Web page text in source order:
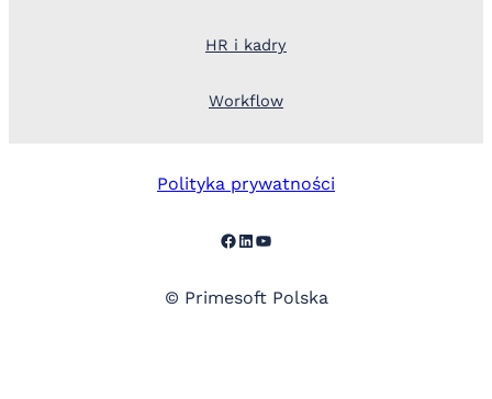
HR i kadry
Workflow
Polityka prywatności
Facebook
LinkedIn
YouTube
© Primesoft Polska